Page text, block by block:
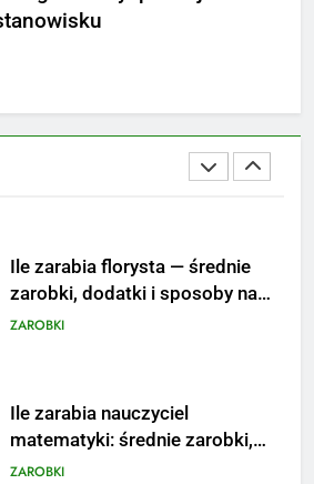
striptizera
ZAROBKI
poznaj średnie zarobki na tym
Ile zarabia florysta — średnie
zarobki, dodatki i sposoby na
podwyżkę
ZAROBKI
Ile zarabia nauczyciel
matematyki: średnie zarobki,
dodatki i perspektywy
ZAROBKI